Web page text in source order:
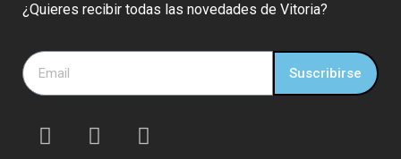
¿Quieres recibir todas las novedades de Vitoria?
Suscribirse